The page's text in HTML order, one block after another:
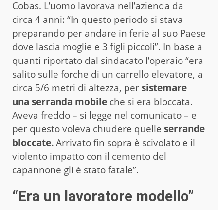
Cobas. L’uomo lavorava nell’azienda da
circa 4 anni: “In questo periodo si stava
preparando per andare in ferie al suo Paese
dove lascia moglie e 3 figli piccoli”. In base a
quanti riportato dal sindacato l’operaio “era
salito sulle forche di un carrello elevatore, a
circa 5/6 metri di altezza, per sistemare
una serranda mobile che si era bloccata.
Aveva freddo – si legge nel comunicato – e
per questo voleva chiudere quelle serrande
bloccate.Arrivato fin sopra è scivolato e il
violento impatto con il cemento del
capannone gli è stato fatale”.
“Era un lavoratore modello”